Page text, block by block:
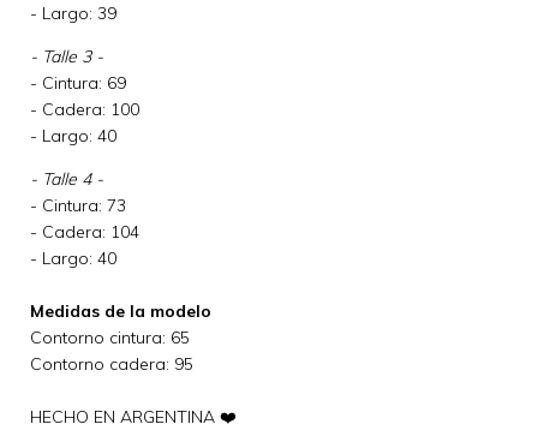
- Largo: 39
- Talle 3 -
- Cintura: 69
- Cadera: 100
- Largo: 40
- Talle 4 -
- Cintura: 73
- Cadera: 104
- Largo: 40
Medidas de la modelo
Contorno cintura: 65
Contorno cadera: 95
HECHO EN ARGENTINA ❤️